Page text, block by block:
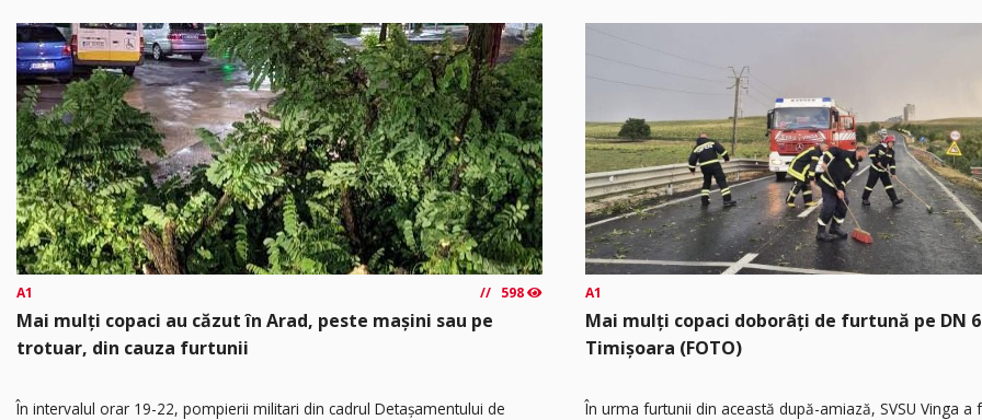
A1 598
Mai mulți copaci au căzut în Arad, peste mașini sau pe
trotuar, din cauza furtunii
În intervalul orar 19-22, pompierii militari din cadrul Detașamentului de
A1
Mai mulți copaci doborâți de furtună pe DN
Timișoara (FOTO)
În urma furtunii din această după-amiază, SVSU Vinga a